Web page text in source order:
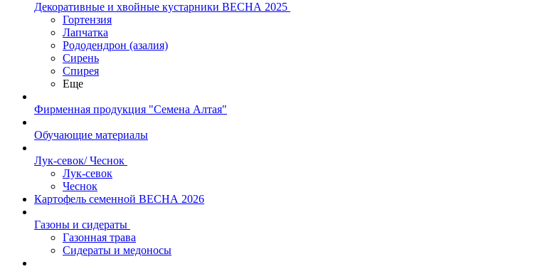
Декоративные и хвойные кустарники ВЕСНА 2025
Гортензия
Лапчатка
Рододендрон (азалия)
Сирень
Спирея
Еще
Фирменная продукция "Семена Алтая"
Обучающие материалы
Лук-севок/ Чеснок
Лук-севок
Чеснок
Картофель семенной ВЕСНА 2026
Газоны и сидераты
Газонная трава
Сидераты и медоносы